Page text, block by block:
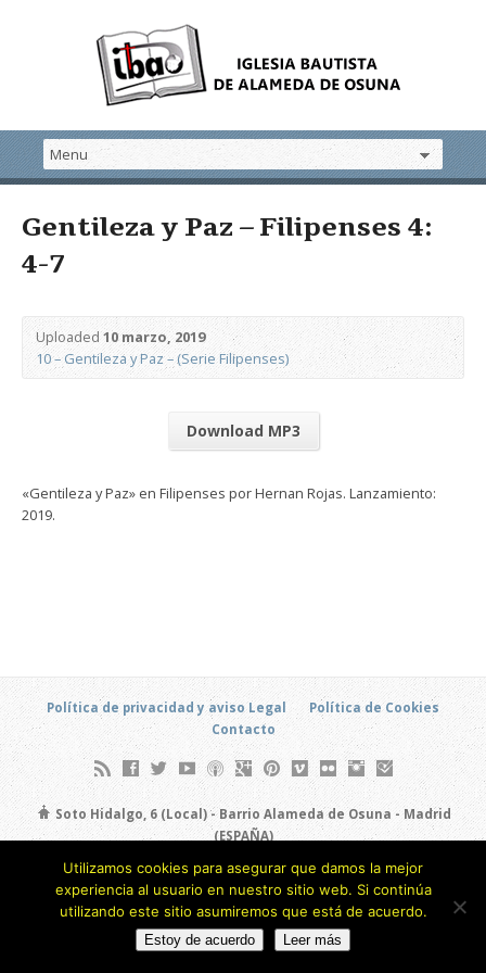
Gentileza y Paz – Filipenses 4:
4-7
Uploaded10 marzo, 2019
10 – Gentileza y Paz – (Serie Filipenses)
Download MP3
«Gentileza y Paz» en Filipenses por Hernan Rojas. Lanzamiento:
2019.
Política de privacidad y aviso Legal
Política de Cookies
Contacto
Soto Hidalgo, 6 (Local) - Barrio Alameda de Osuna - Madrid
(ESPAÑA)
Copyright © 2026
Utilizamos cookies para asegurar que damos la mejor
experiencia al usuario en nuestro sitio web. Si continúa
utilizando este sitio asumiremos que está de acuerdo.
Estoy de acuerdo Leer más